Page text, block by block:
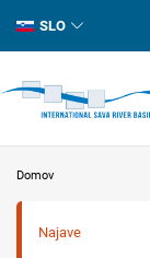
SLO
Domov
Najave